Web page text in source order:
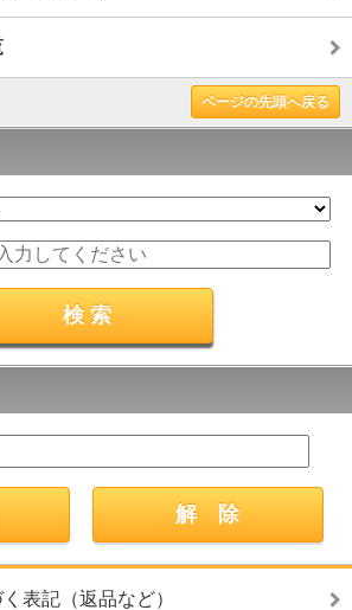
ページの先頭へ戻る
表記（返品など）